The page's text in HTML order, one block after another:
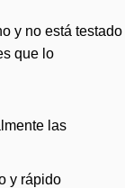
y no está testado
que lo
las
y rápido